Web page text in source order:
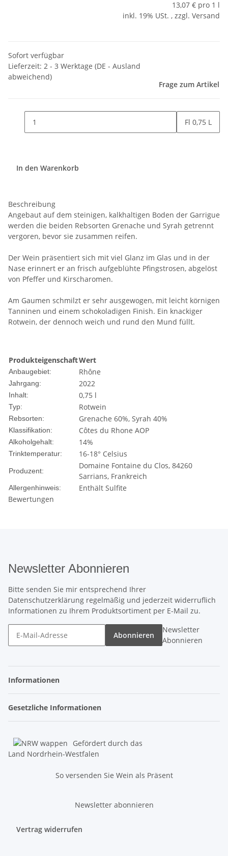
13,07 € pro 1 l
inkl. 19% USt. , zzgl. Versand
Sofort verfügbar
Lieferzeit: 2 - 3 Werktage (DE - Ausland
abweichend)
Frage zum Artikel
Fl 0,75 L
In den Warenkorb
Beschreibung
Angebaut auf dem steinigen, kalkhaltigen Boden der Garrigue
werden die beiden Rebsorten Grenache und Syrah getrennt
vergoren, bevor sie zusammen reifen.
Der Wein präsentiert sich mit viel Glanz im Glas und in der
Nase erinnert er an frisch aufgeblühte Pfingstrosen, abgelöst
von Pfeffer und Kirscharomen.
Am Gaumen schmilzt er sehr ausgewogen, mit leicht körnigen
Tanninen und einem schokoladigen Finish. Ein knackiger
Rotwein, der dennoch weich und rund den Mund füllt.
ProdukteigenschaftWert
Anbaugebiet: Rhône
Jahrgang: 2022
Inhalt: 0,75 l
Typ: Rotwein
Rebsorten: Grenache 60%, Syrah 40%
Klassifikation: Côtes du Rhone AOP
Alkoholgehalt: 14%
Trinktemperatur: 16-18° Celsius
Produzent:
Domaine Fontaine du Clos, 84260
Sarrians, Frankreich
Allergenhinweis:
Enthält Sulfite
Bewertungen
Newsletter Abonnieren
Bitte senden Sie mir entsprechend Ihrer
Datenschutzerklärung regelmäßig und jederzeit widerruflich
Informationen zu Ihrem Produktsortiment per E-Mail zu.
Abonnieren
Newsletter
Abonnieren
Informationen
Gesetzliche Informationen
Gefördert durch das
Land Nordrhein-Westfalen
So versenden Sie Wein als Präsent
Newsletter abonnieren
Vertrag widerrufen